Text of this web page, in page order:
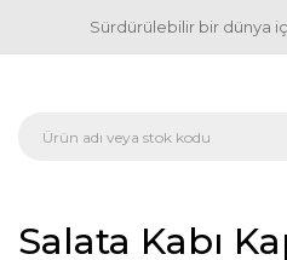
Sürdürülebilir bir dünya
Salata Kabı